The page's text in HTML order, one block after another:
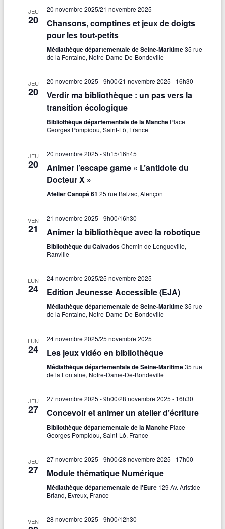
JEU
20
20 novembre 2025/21 novembre 2025
Chansons, comptines et jeux de doigts
pour les tout-petits
Médiathèque départementale de Seine-Maritime35 rue
de la Fontaine, Notre-Dame-De-Bondeville
JEU
20
20 novembre 2025 - 9h00/21 novembre 2025 - 16h30
Verdir ma bibliothèque : un pas vers la
transition écologique
Bibliothèque départementale de la Manche Place
Georges Pompidou, Saint-Lô, France
JEU
20
20 novembre 2025 - 9h15/16h45
Animer l’escape game « L’antidote du
Docteur X »
Atelier Canopé 6125 rue Balzac, Alençon
VEN
21
21 novembre 2025 - 9h00/16h30
Animer la bibliothèque avec la robotique
Bibliothèque du CalvadosChemin de Longueville,
Ranville
LUN
24
24 novembre 2025/25 novembre 2025
Edition Jeunesse Accessible (EJA)
Médiathèque départementale de Seine-Maritime35 rue
de la Fontaine, Notre-Dame-De-Bondeville
LUN
24
24 novembre 2025/25 novembre 2025
Les jeux vidéo en bibliothèque
Médiathèque départementale de Seine-Maritime35 rue
de la Fontaine, Notre-Dame-De-Bondeville
JEU
27
27 novembre 2025 - 9h00/28 novembre 2025 - 16h30
Concevoir et animer un atelier d’écriture
Bibliothèque départementale de la Manche Place
Georges Pompidou, Saint-Lô, France
JEU
27
27 novembre 2025 - 9h00/28 novembre 2025 - 17h00
Module thématique Numérique
Médiathèque départementale de l'Eure 129 Av. Aristide
Briand, Evreux, France
VEN 28 novembre 2025 - 9h00/12h30